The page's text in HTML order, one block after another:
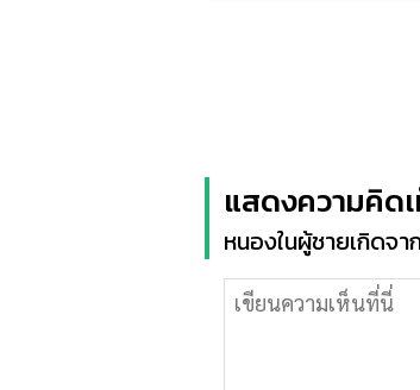
แสดงความคิด
หนองในผู้ชายเกิดจ